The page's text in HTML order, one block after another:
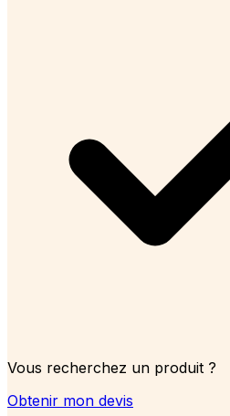
Vous recherchez un produit ?
Obtenir mon devis